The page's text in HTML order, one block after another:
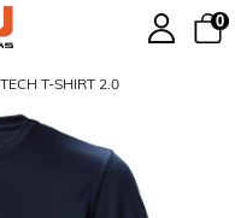
0
T-SHIRT 2.0